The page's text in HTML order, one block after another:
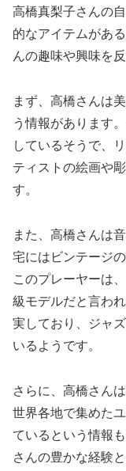
高橋真梨子さんの
的なアイテムがあ
んの趣味や興味を
まず、高橋さんは
う情報があります
しているそうで、
ティストの絵画や
す。
また、高橋さんは
宅にはビンテージ
このプレーヤーは
級モデルだと言わ
実しており、ジャ
いるようです。
さらに、高橋さん
世界各地で集めた
ているという情報
さんの豊かな経験